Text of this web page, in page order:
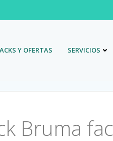
Y OFERTAS SERVICIOS
Bruma